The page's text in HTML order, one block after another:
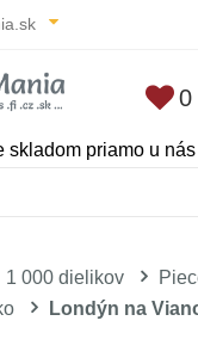
skladom priamo u nás
0
1 000 dielikov
Londýn na